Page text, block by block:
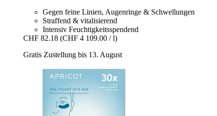
Gegen feine Linien, Augenringe & Schwellungen
Straffend & vitalisierend
Intensiv Feuchtigkeitsspendend
CHF 82.18 (CHF 4 109.00 / l)
Gratis Zustellung bis 13. August